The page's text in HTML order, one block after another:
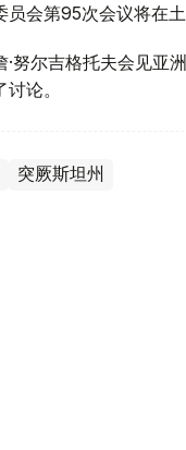
会第95次会议将在土
·努尔吉格托夫会见亚
论。
突厥斯坦州